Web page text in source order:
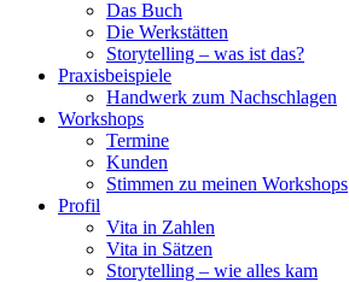
Das Buch
Die Werkstätten
Storytelling – was ist das?
Praxisbeispiele
Handwerk zum Nachschlagen
Workshops
Termine
Kunden
Stimmen zu meinen Workshops
Profil
Vita in Zahlen
Vita in Sätzen
Storytelling – wie alles kam